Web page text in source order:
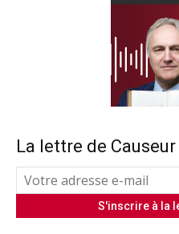
La lettre de Causeur